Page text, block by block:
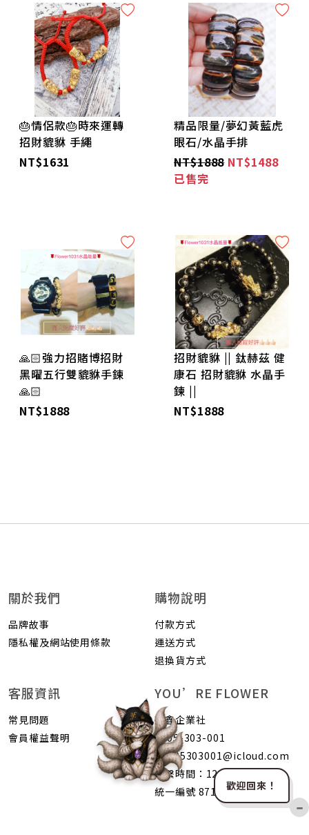
🎂情侶款🎂時來運轉
招財貔貅 手繩
NT$1631
精品限量/夢幻黃藍虎
眼石/水晶手排
NT$1888 NT$1488
已售完
🙏🏻強力招賭博招財
黑曜五行雙貔貅手鍊
🙏🏻
NT$1888
招財貔貅 || 鈦赫茲 健
康石 招財貔貅 水晶手
鍊 ||
NT$1888
關於我們
品牌故事
隱私權及網站使用條款
購物說明
付款方式
運送方式
退換貨方式
客服資訊
常見問題
會員權益聲明
YOU’RE FLOWER
荷鑫企業社
0905-303-001
b0905303001@icloud.com
聯繫時間：1200-2400
統一編號 87105403歡迎回來！
−